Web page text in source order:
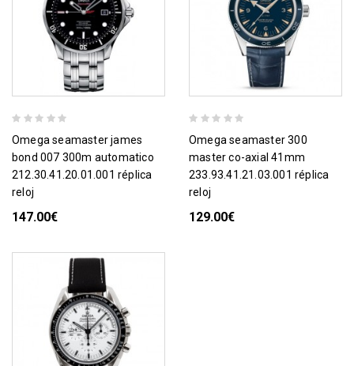
omega seamaster james
bond 007 300m automatico
212.30.41.20.01.001 réplica
reloj
147.00€
omega seamaster 300
master co-axial 41mm
233.93.41.21.03.001 réplica
reloj
129.00€